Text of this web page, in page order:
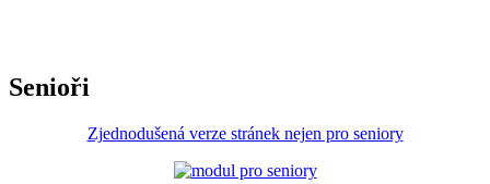
Senioři
Zjednodušená verze stránek nejen pro seniory